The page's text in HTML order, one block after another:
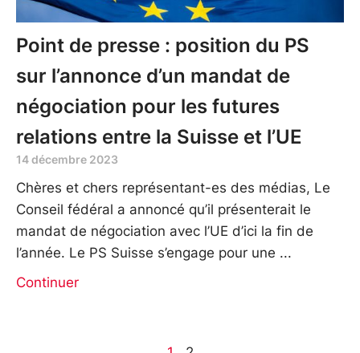
Point de presse : position du PS
sur l’annonce d’un mandat de
négociation pour les futures
relations entre la Suisse et l’UE
14 décembre 2023
Chères et chers représentant-es des médias, Le
Conseil fédéral a annoncé qu’il présenterait le
mandat de négociation avec l’UE d’ici la fin de
l’année. Le PS Suisse s’engage pour une
Continuer